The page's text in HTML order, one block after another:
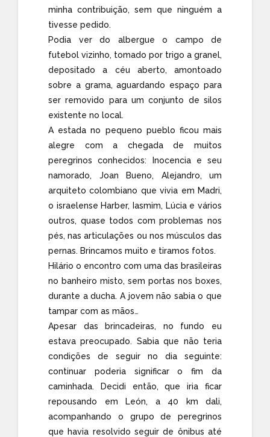
minha contribuição, sem que ninguém a
tivesse pedido.
Podia ver do albergue o campo de
futebol vizinho, tomado por trigo a granel,
depositado a céu aberto, amontoado
sobre a grama, aguardando espaço para
ser removido para um conjunto de silos
existente no local.
A estada no pequeno pueblo ficou mais
alegre com a chegada de muitos
peregrinos conhecidos: Inocencia e seu
namorado, Joan Bueno, Alejandro, um
arquiteto colombiano que vivia em Madri,
o israelense Harber, Iasmim, Lúcia e vários
outros, quase todos com problemas nos
pés, nas articulações ou nos músculos das
pernas. Brincamos muito e tiramos fotos.
Hilário o encontro com uma das brasileiras
no banheiro misto, sem portas nos boxes,
durante a ducha. A jovem não sabia o que
tampar com as mãos…
Apesar das brincadeiras, no fundo eu
estava preocupado. Sabia que não teria
condições de seguir no dia seguinte:
continuar poderia significar o fim da
caminhada. Decidi então, que iria ficar
repousando em León, a 40 km dali,
acompanhando o grupo de peregrinos
que havia resolvido seguir de ônibus até